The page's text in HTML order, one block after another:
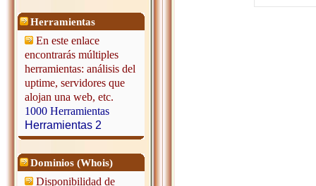
Herramientas
En este enlace
encontrarás múltiples
herramientas: análisis del
uptime, servidores que
alojan una web, etc.
1000 Herramientas
Herramientas 2
Dominios (Whois)
Disponibilidad de